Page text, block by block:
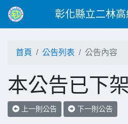
彰化縣立二林
首頁 公告列表 公告內容
本公告已下架
上一則公告 下一則公告